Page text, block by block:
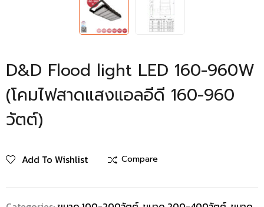
D&D Flood light LED 160-960W
(โคมไฟสาดแสงแอลอีดี 160-960
วัตต์)
Add To Wishlist Compare